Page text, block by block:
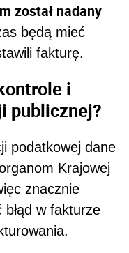
został nadany
będą mieć
fakturę.
i
publicznej?
podatkowej dane
Krajowej
znacznie
błąd w fakturze